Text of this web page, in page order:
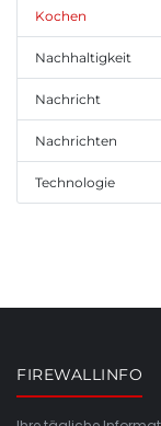
Kochen
Nachhaltigkeit
Nachricht
Nachrichten
Technologie
FIREWALLINFO